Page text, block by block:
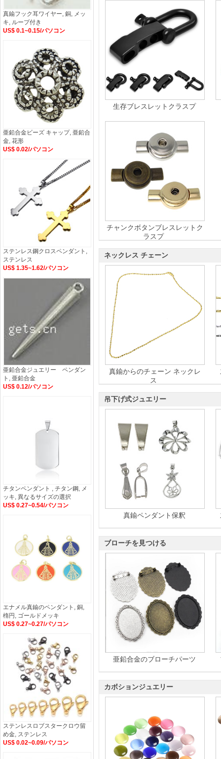
生存ブレスレットクラスプ
チャンクボタンブレスレットク
ラスプ
ネックレス チェーン
真鍮からのチェーン ネックレ
ス
吊下げ式ジュエリー
真鍮ペンダント保釈
ブローチを見つける
亜鉛合金のブローチパーツ
カボションジュエリー
真鍮フック耳ワイヤー, 銅, メッ
キ, ループ付き
US$ 0.1~0.15/パソコン
亜鉛合金ビーズ キャップ, 亜鉛合
金, 花形
US$ 0.02/パソコン
ステンレス鋼クロスペンダント,
ステンレス
US$ 1.35~1.62/パソコン
亜鉛合金ジュエリー ペンダン
ト, 亜鉛合金
US$ 0.12/パソコン
チタンペンダント , チタン鋼, メ
ッキ, 異なるサイズの選択
US$ 0.27~0.54/パソコン
エナメル真鍮のペンダント, 銅,
楕円, ゴールドメッキ
US$ 0.27~0.27/パソコン
ステンレスロブスタークロウ留
め金, ステンレス
US$ 0.02~0.09/パソコン